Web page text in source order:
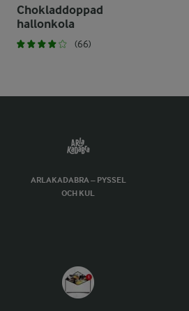
Chokladdoppad
hallonkola
(66)
ARLAKADABRA – PYSSEL
OCH KUL